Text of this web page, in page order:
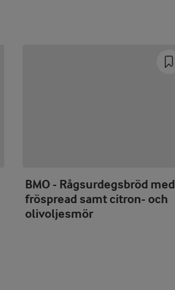
BMO - Rågsurdegsbröd med
fröspread samt citron- och
olivoljesmör